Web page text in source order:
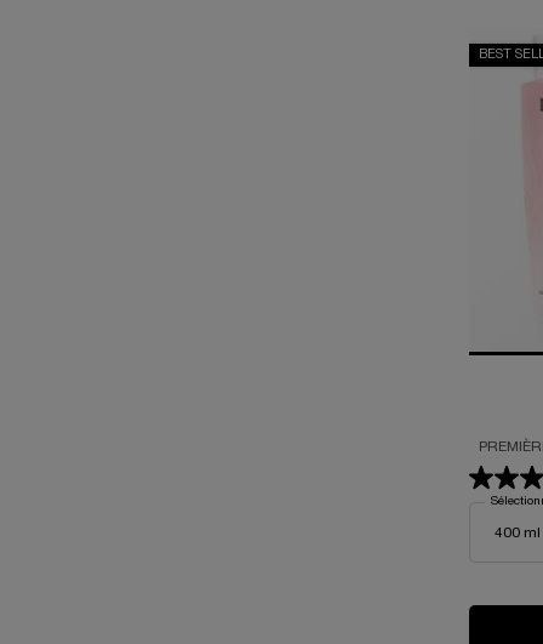
BEST